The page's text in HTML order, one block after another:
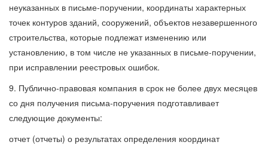
неуказанных в письме-поручении, координаты характерных
точек контуров зданий, сооружений, объектов незавершенного
строительства, которые подлежат изменению или
установлению, в том числе не указанных в письме-поручении,
при исправлении реестровых ошибок.
9. Публично-правовая компания в срок не более двух месяцев
со дня получения письма-поручения подготавливает
следующие документы:
отчет (отчеты) о результатах определения координат